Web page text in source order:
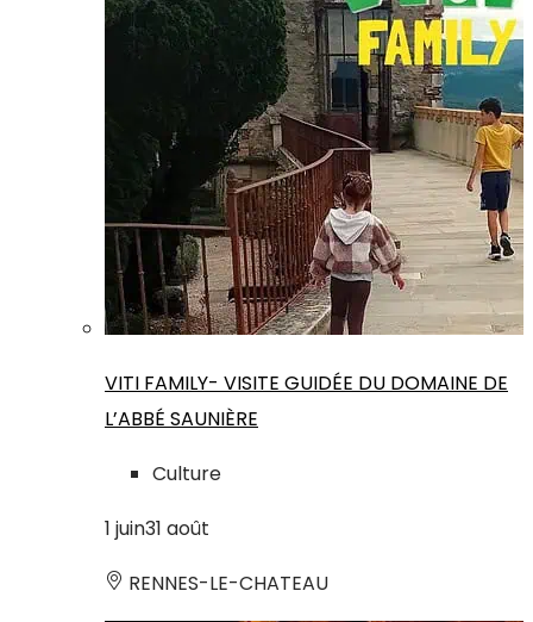
VITI FAMILY- VISITE GUIDÉE DU DOMAINE DE
L’ABBÉ SAUNIÈRE
Culture
1 juin31 août
RENNES-LE-CHATEAU